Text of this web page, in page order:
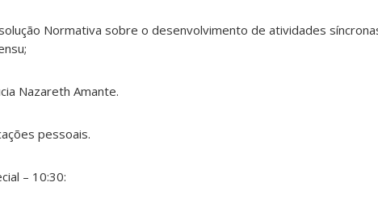
Normativa sobre o desenvolvimento de atividades
Nazareth Amante.
pessoais.
– 10:30: